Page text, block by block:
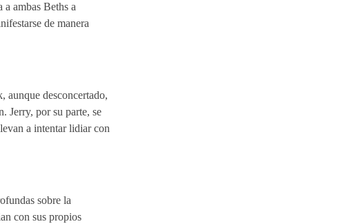
ambas Beths a
de manera
aunque desconcertado,
Jerry, por su parte, se
a intentar lidiar con
sobre la
con sus propios